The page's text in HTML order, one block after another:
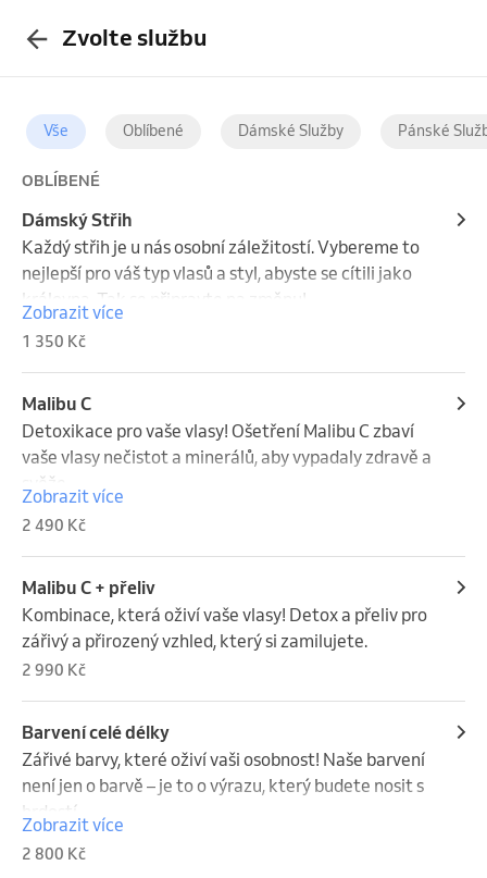
Zvolte službu
Vše Oblíbené Dámské Služby Pánské
OBLÍBENÉ
Dámský Střih
Každý střih je u nás osobní záležitostí. Vybereme to
nejlepší pro váš typ vlasů a styl, abyste se cítili jako
královna. Tak se připravte na změnu!
Zobrazit více
1 350 Kč
Malibu C
Detoxikace pro vaše vlasy! Ošetření Malibu C zbaví
vaše vlasy nečistot a minerálů, aby vypadaly zdravě a
svěže.
Zobrazit více
2 490 Kč
Malibu C + přeliv
Kombinace, která oživí vaše vlasy! Detox a přeliv pro
zářivý a přirozený vzhled, který si zamilujete.
2 990 Kč
Barvení celé délky
Zářivé barvy, které oživí vaši osobnost! Naše barvení
není jen o barvě – je to o výrazu, který budete nosit s
hrdostí.
Zobrazit více
2 800 Kč